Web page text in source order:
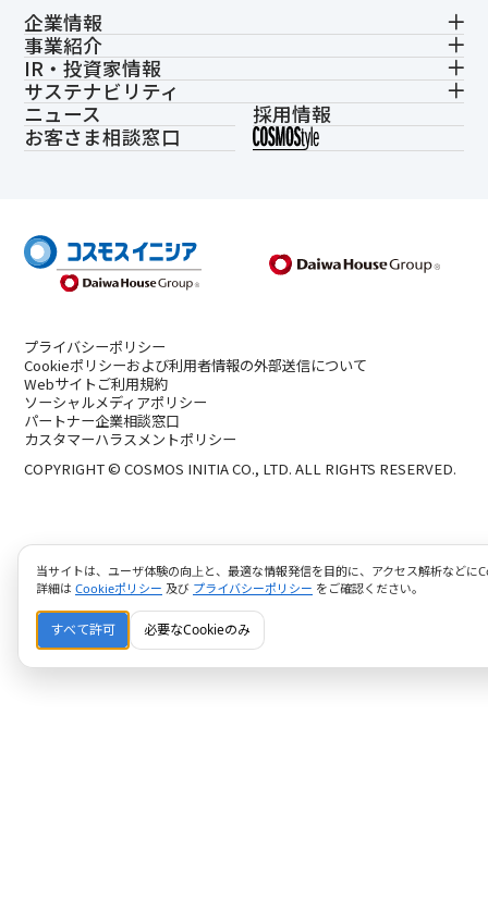
企業情報
事業紹介
IR・投資家情報
サステナビリティ
ニュース
採用情報
お客さま相談窓口
プライバシーポリシー
Cookieポリシーおよび利用者情報の外部送信について
Webサイトご利用規約
ソーシャルメディアポリシー
パートナー企業相談窓口
カスタマーハラスメントポリシー
COPYRIGHT © COSMOS INITIA CO., LTD. ALL RIGHTS RESERVED.
当サイトは、ユーザ体験の向上と、最適な情報発信を目的に、アクセス解析などに
詳細は Cookieポリシー 及び プライバシーポリシー をご確認ください。
すべて許可 必要なCookieのみ